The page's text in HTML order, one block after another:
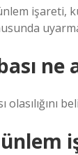
işareti,